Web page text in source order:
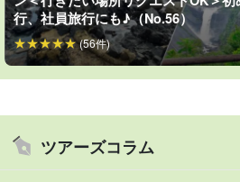
行、社員旅行にも♪（No.56）
(56件)
ツアーズコラム